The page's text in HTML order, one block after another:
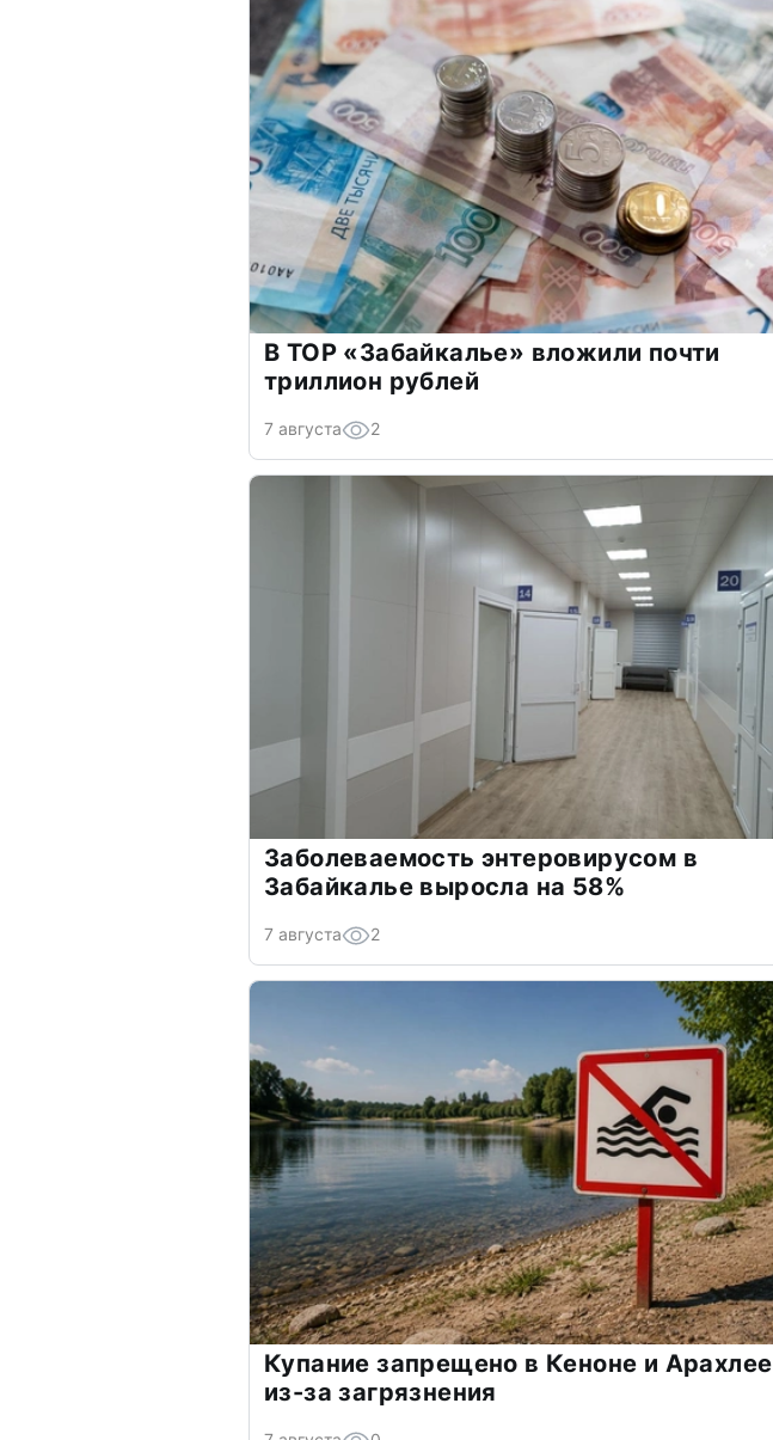
В ТОР «Забайкалье» вложили почти
триллион рублей
7 августа 2
Заболеваемость энтеровирусом в
Забайкалье выросла на 58%
7 августа 2
Купание запрещено в Кеноне и Арахлее
из-за загрязнения